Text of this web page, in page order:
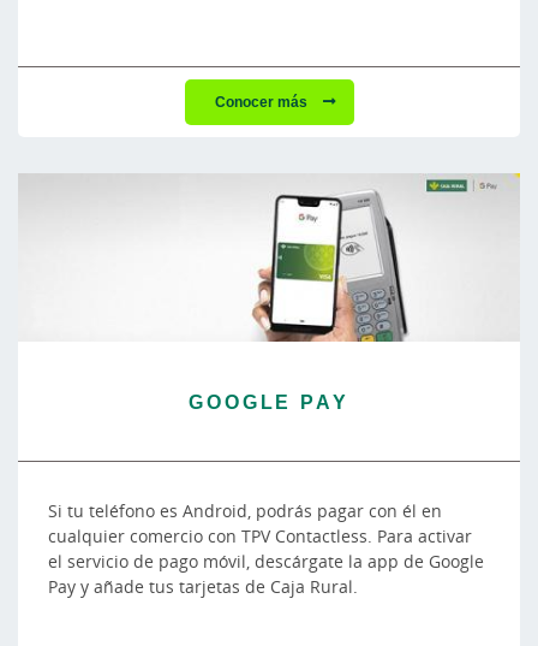
Conocer más
GOOGLE PAY
Si tu teléfono es Android, podrás pagar con él en
cualquier comercio con TPV Contactless. Para activar
el servicio de pago móvil, descárgate la app de Google
Pay y añade tus tarjetas de Caja Rural.